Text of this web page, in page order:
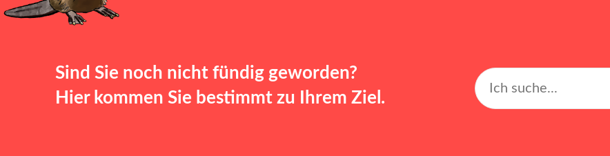
Sind Sie noch nicht fündig geworden?
Hier kommen Sie bestimmt zu Ihrem Ziel.